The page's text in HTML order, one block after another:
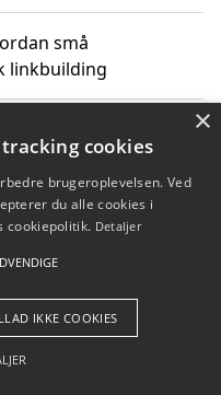
små
linkbuilding
ekspert og vælg den
din løsning
Aps
×
cookies
brugeroplevelsen. Ved
du alle cookies i
cookiepolitik. Detaljer
IKKE COOKIES